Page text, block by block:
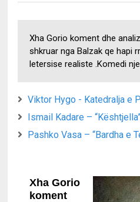
Xha Gorio koment dhe
shkruar nga Balzak qe hapi
letersise realiste .Komedi
Viktor Hygo - Katedralja e
Ismail Kadare –
Pashko Vasa – “Bardha e
Xha Gorio
koment